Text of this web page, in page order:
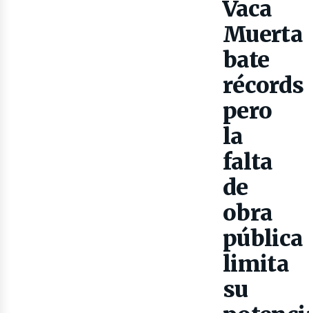
Vaca
Muerta
bate
récords
pero
la
falta
de
obra
pública
limita
su